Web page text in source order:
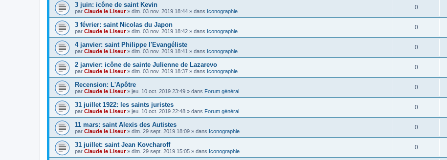
3 juin: icône de saint Kevin
par Claude le Liseur» dim. 03 nov. 2019 18:44 » dans Iconographie
0
3 février: saint Nicolas du Japon
par Claude le Liseur» dim. 03 nov. 2019 18:42 » dans Iconographie
0
4 janvier: saint Philippe l'Evangéliste
par Claude le Liseur» dim. 03 nov. 2019 18:41 » dans Iconographie
0
2 janvier: icône de sainte Julienne de Lazarevo
par Claude le Liseur» dim. 03 nov. 2019 18:37 » dans Iconographie
0
Recension: L'Apôtre
par Claude le Liseur» jeu. 10 oct. 2019 23:49 » dans Forum général
0
31 juillet 1922: les saints juristes
par Claude le Liseur» jeu. 10 oct. 2019 22:48 » dans Forum général
0
11 mars: saint Alexis des Autistes
par Claude le Liseur» dim. 29 sept. 2019 18:09 » dans Iconographie
0
31 juillet: saint Jean Kovcharoff
par Claude le Liseur» dim. 29 sept. 2019 15:05 » dans Iconographie
0